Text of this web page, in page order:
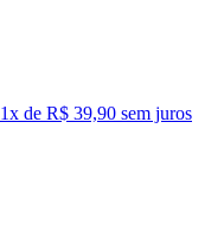
1x de R$ 39,90 sem juros